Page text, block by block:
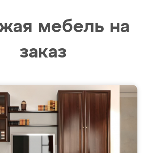
мебель на
заказ